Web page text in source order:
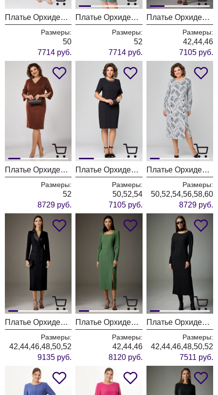
Платье ОрхидеяЛюкс 1254
Размеры:
50
7714 руб.
Платье ОрхидеяЛюкс 1248
Размеры:
52
7714 руб.
Платье ОрхидеяЛюкс 1386
Размеры:
42,44,46
7105 руб.
Платье ОрхидеяЛюкс 1370-1 терракот
Размеры:
52
8729 руб.
Платье ОрхидеяЛюкс 1378
Размеры:
50,52,54
7105 руб.
Платье ОрхидеяЛюкс 1371
Размеры:
50,52,54,56,58,60
8729 руб.
Платье ОрхидеяЛюкс 1382
Размеры:
42,44,46,48,50,52
9135 руб.
Платье ОрхидеяЛюкс 1381
Размеры:
42,44,46
8120 руб.
Платье ОрхидеяЛюкс 1339
Размеры:
42,44,46,48,50,52
7511 руб.